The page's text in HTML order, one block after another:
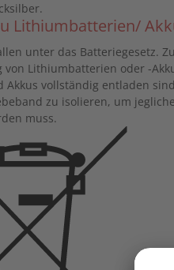
Lithiumbatterien/
unter das Batteriegesetz.
von Lithiumbatterien oder -
Akkus vollständig entladen
zu isolieren, um
muss.